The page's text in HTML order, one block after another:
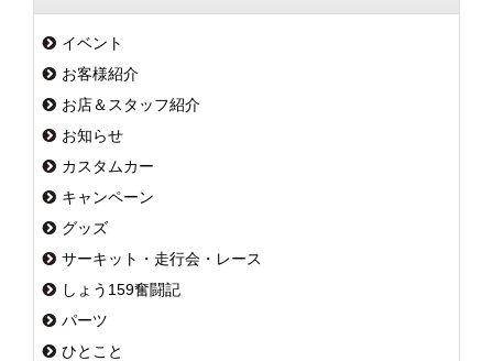
イベント
お客様紹介
お店＆スタッフ紹介
お知らせ
カスタムカー
キャンペーン
グッズ
サーキット・走行会・レース
しょう159奮闘記
パーツ
ひとこと